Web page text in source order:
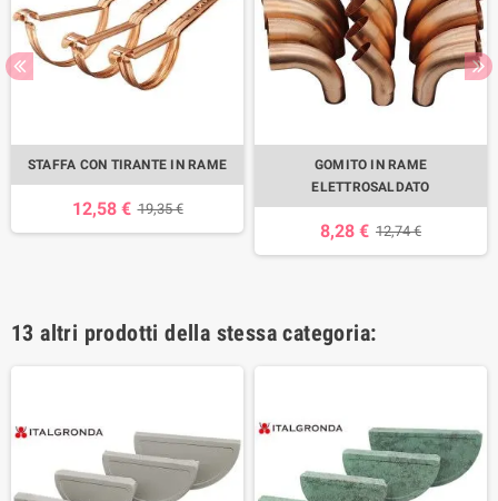
STAFFA CON TIRANTE IN RAME
12,58 € 19,35 €
GOMITO IN RAME
ELETTROSALDATO
8,28 € 12,74 €
13 altri prodotti della stessa categoria: